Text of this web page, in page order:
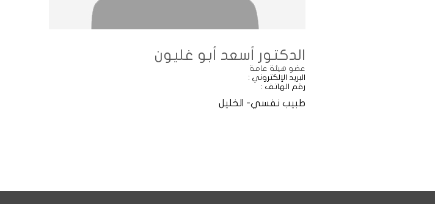
الدكتور أسعد أبو غليون
عضو هيئة عامة
البريد الإلكتروني :
رقم الهاتف :
طبيب نفسي- الخليل